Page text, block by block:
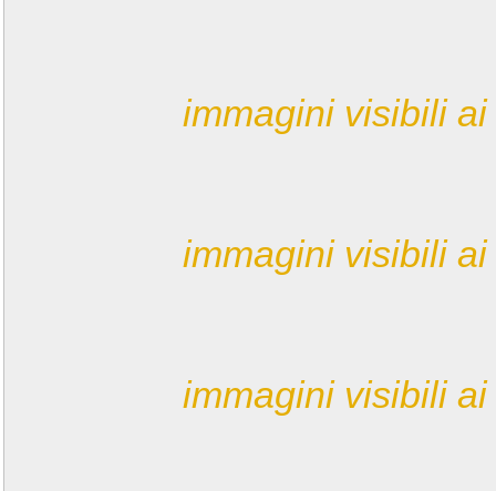
immagini visibili
immagini visibili
immagini visibili